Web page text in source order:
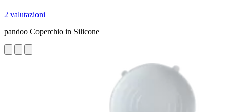
2 valutazioni
pandoo Coperchio in Silicone